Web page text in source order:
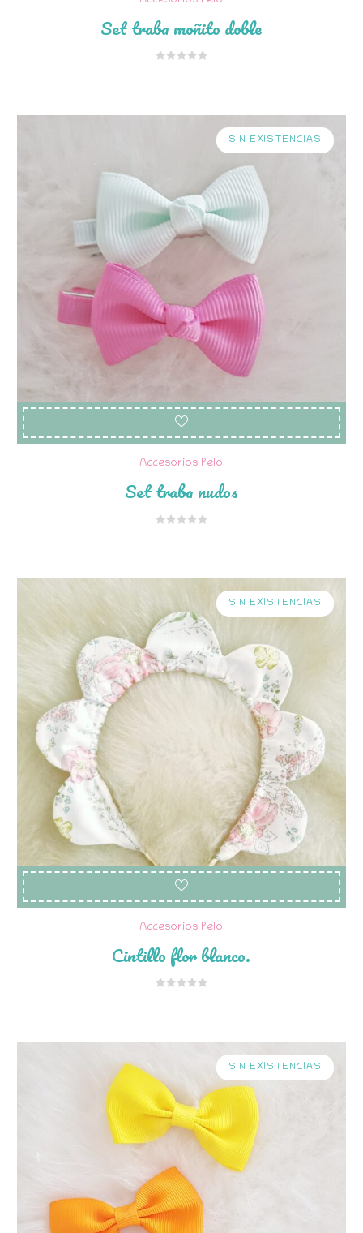
Set traba moñito doble
SIN EXISTENCIAS
Accesorios Pelo
Set traba nudos
SIN EXISTENCIAS
Accesorios Pelo
Cintillo flor blanco.
SIN EXISTENCIAS